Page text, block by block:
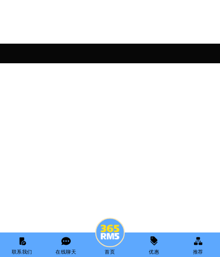
联系我们 在线聊天 首页 优惠 推荐